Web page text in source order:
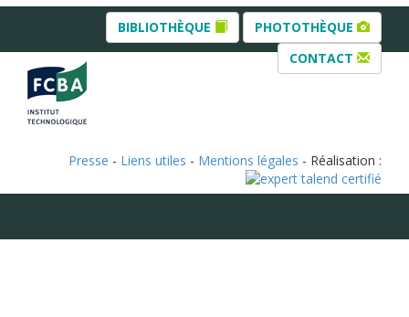
BIBLIOTHÈQUE
PHOTOTHÈQUE
CONTACT
Presse - Liens utiles - Mentions légales - Réalisation :